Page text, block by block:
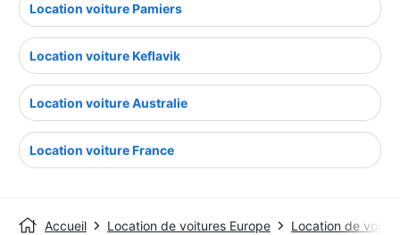
Location voiture Pamiers
Location voiture Keflavik
Location voiture Australie
Location voiture France
Accueil Location de voitures Europe Location de